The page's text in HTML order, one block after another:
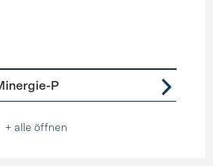
Neubau
P
+ alle öffnen